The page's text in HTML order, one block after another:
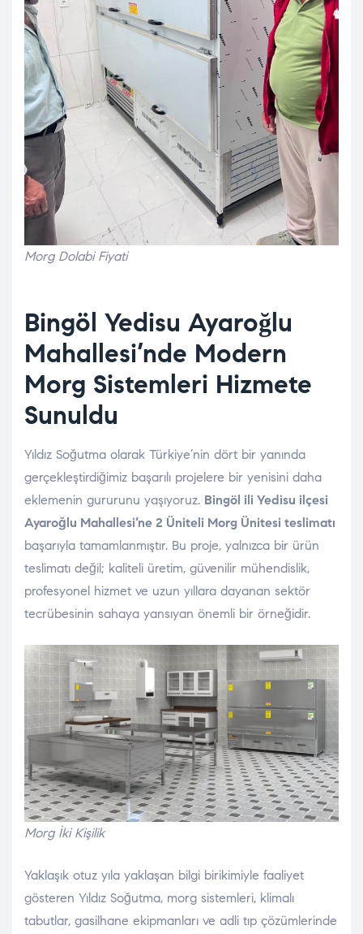
Morg Dolabi Fiyati
Bingöl Yedisu Ayaroğlu
Mahallesi’nde Modern
Morg Sistemleri Hizmete
Sunuldu
Yıldız Soğutma olarak Türkiye’nin dört bir yanında
gerçekleştirdiğimiz başarılı projelere bir yenisini daha
eklemenin gururunu yaşıyoruz. Bingöl ili Yedisu ilçesi
Ayaroğlu Mahallesi’ne 2 Üniteli Morg Ünitesi teslimatı
başarıyla tamamlanmıştır. Bu proje, yalnızca bir ürün
teslimatı değil; kaliteli üretim, güvenilir mühendislik,
profesyonel hizmet ve uzun yıllara dayanan sektör
tecrübesinin sahaya yansıyan önemli bir örneğidir.
Morg İki Kişilik
Yaklaşık otuz yıla yaklaşan bilgi birikimiyle faaliyet
gösteren Yıldız Soğutma, morg sistemleri, klimalı
tabutlar, gasilhane ekipmanları ve adli tıp çözümlerinde